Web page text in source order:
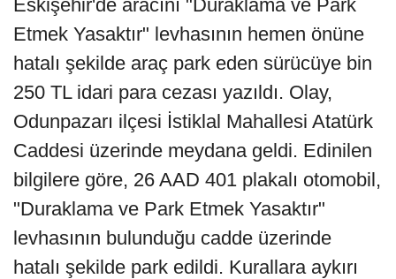
Eskişehir'de aracını "Duraklama ve Park
Etmek Yasaktır" levhasının hemen önüne
hatalı şekilde araç park eden sürücüye bin
250 TL idari para cezası yazıldı. Olay,
Odunpazarı ilçesi İstiklal Mahallesi Atatürk
Caddesi üzerinde meydana geldi. Edinilen
bilgilere göre, 26 AAD 401 plakalı otomobil,
"Duraklama ve Park Etmek Yasaktır"
levhasının bulunduğu cadde üzerinde
hatalı şekilde park edildi. Kurallara aykırı